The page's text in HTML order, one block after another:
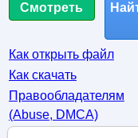
Смотреть
Как открыть файл
Как скачать
Правообладателям
(Abuse, DMСA)